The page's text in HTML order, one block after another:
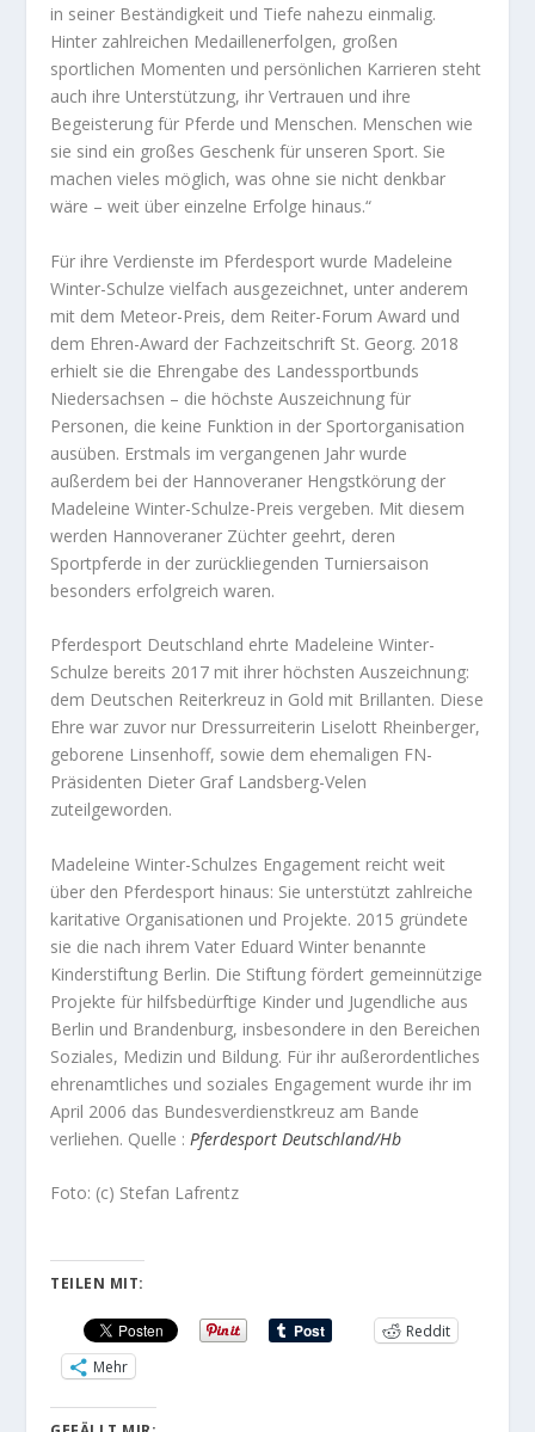
in seiner Beständigkeit und Tiefe nahezu einmalig.
Hinter zahlreichen Medaillenerfolgen, großen
sportlichen Momenten und persönlichen Karrieren steht
auch ihre Unterstützung, ihr Vertrauen und ihre
Begeisterung für Pferde und Menschen. Menschen wie
sie sind ein großes Geschenk für unseren Sport. Sie
machen vieles möglich, was ohne sie nicht denkbar
wäre – weit über einzelne Erfolge hinaus.“
Für ihre Verdienste im Pferdesport wurde Madeleine
Winter-Schulze vielfach ausgezeichnet, unter anderem
mit dem Meteor-Preis, dem Reiter-Forum Award und
dem Ehren-Award der Fachzeitschrift St. Georg. 2018
erhielt sie die Ehrengabe des Landessportbunds
Niedersachsen – die höchste Auszeichnung für
Personen, die keine Funktion in der Sportorganisation
ausüben. Erstmals im vergangenen Jahr wurde
außerdem bei der Hannoveraner Hengstkörung der
Madeleine Winter-Schulze-Preis vergeben. Mit diesem
werden Hannoveraner Züchter geehrt, deren
Sportpferde in der zurückliegenden Turniersaison
besonders erfolgreich waren.
Pferdesport Deutschland ehrte Madeleine Winter-
Schulze bereits 2017 mit ihrer höchsten Auszeichnung:
dem Deutschen Reiterkreuz in Gold mit Brillanten. Diese
Ehre war zuvor nur Dressurreiterin Liselott Rheinberger,
geborene Linsenhoff, sowie dem ehemaligen FN-
Präsidenten Dieter Graf Landsberg-Velen
zuteilgeworden.
Madeleine Winter-Schulzes Engagement reicht weit
über den Pferdesport hinaus: Sie unterstützt zahlreiche
karitative Organisationen und Projekte. 2015 gründete
sie die nach ihrem Vater Eduard Winter benannte
Kinderstiftung Berlin. Die Stiftung fördert gemeinnützige
Projekte für hilfsbedürftige Kinder und Jugendliche aus
Berlin und Brandenburg, insbesondere in den Bereichen
Soziales, Medizin und Bildung. Für ihr außerordentliches
ehrenamtliches und soziales Engagement wurde ihr im
April 2006 das Bundesverdienstkreuz am Bande
verliehen. Quelle : Pferdesport Deutschland/Hb
Foto: (c) Stefan Lafrentz
TEILEN MIT:
Reddit
Mehr